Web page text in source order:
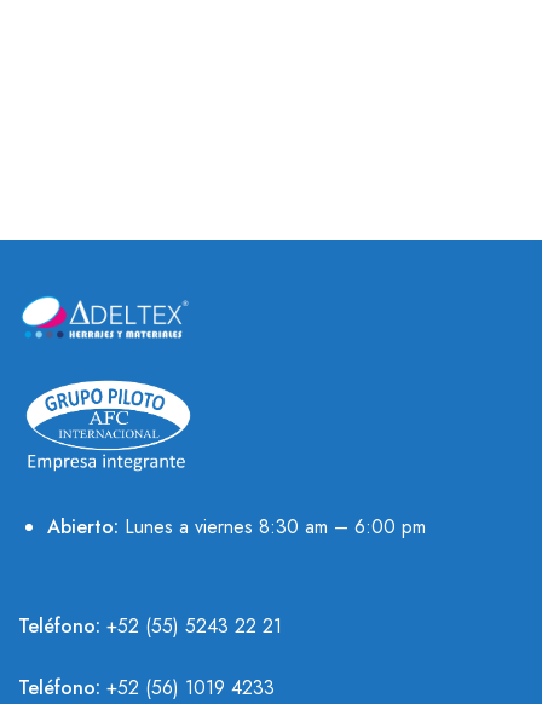
Abierto: Lunes a viernes 8:30 am – 6:00 pm
Teléfono: +52 (55) 5243 22 21
Teléfono: +52 (56) 1019 4233